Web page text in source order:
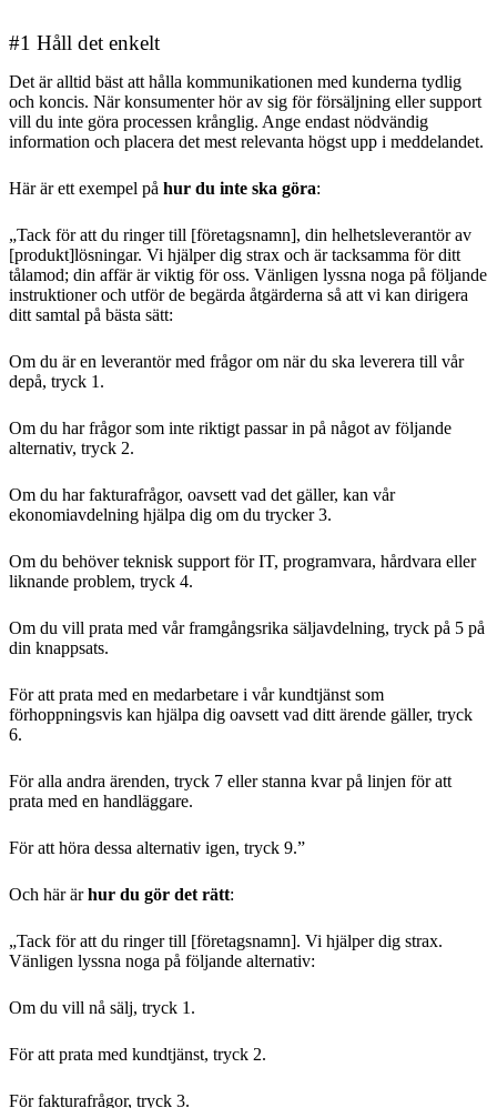
#1 Håll det enkelt
Det är alltid bäst att hålla kommunikationen med kunderna tydlig
och koncis. När konsumenter hör av sig för försäljning eller support
vill du inte göra processen krånglig. Ange endast nödvändig
information och placera det mest relevanta högst upp i meddelandet.
Här är ett exempel på hur du inte ska göra:
„Tack för att du ringer till [företagsnamn], din helhetsleverantör av
[produkt]lösningar. Vi hjälper dig strax och är tacksamma för ditt
tålamod; din affär är viktig för oss. Vänligen lyssna noga på följande
instruktioner och utför de begärda åtgärderna så att vi kan dirigera
ditt samtal på bästa sätt:
Om du är en leverantör med frågor om när du ska leverera till vår
depå, tryck 1.
Om du har frågor som inte riktigt passar in på något av följande
alternativ, tryck 2.
Om du har fakturafrågor, oavsett vad det gäller, kan vår
ekonomiavdelning hjälpa dig om du trycker 3.
Om du behöver teknisk support för IT, programvara, hårdvara eller
liknande problem, tryck 4.
Om du vill prata med vår framgångsrika säljavdelning, tryck på 5 på
din knappsats.
För att prata med en medarbetare i vår kundtjänst som
förhoppningsvis kan hjälpa dig oavsett vad ditt ärende gäller, tryck
6.
För alla andra ärenden, tryck 7 eller stanna kvar på linjen för att
prata med en handläggare.
För att höra dessa alternativ igen, tryck 9.”
Och här ärhur du gör det rätt:
„Tack för att du ringer till [företagsnamn]. Vi hjälper dig strax.
Vänligen lyssna noga på följande alternativ:
Om du vill nå sälj, tryck 1.
För att prata med kundtjänst, tryck 2.
För fakturafrågor, tryck 3.